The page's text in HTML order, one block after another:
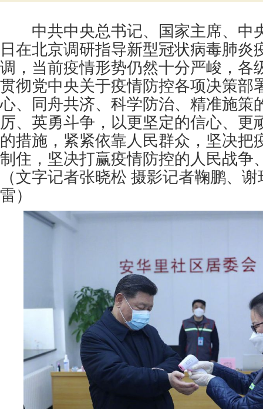
中共中央总书记、国家主席、中
日在北京调研指导新型冠状病毒肺炎
调，当前疫情形势仍然十分严峻，各
贯彻党中央关于疫情防控各项决策部
心、同舟共济、科学防治、精准施策
厉、英勇斗争，以更坚定的信心、更
的措施，紧紧依靠人民群众，坚决把
制住，坚决打赢疫情防控的人民战争
（文字记者张晓松 摄影记者鞠鹏、
雷）